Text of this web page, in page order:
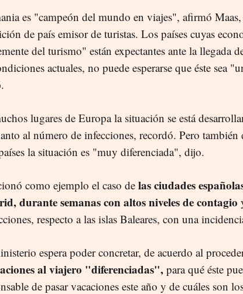
es "campeón del mundo en viajes", afirmó
de país emisor de turistas. Los países cuyas
del turismo" están expectantes ante la llegada
actuales, no puede esperarse que éste sea
lugares de Europa la situación se está
al número de infecciones, recordó. Pero también
la situación es "muy diferenciada", dijo.
como ejemplo el caso de las ciudades
durante semanas con altos niveles de contagio
respecto a las islas Baleares, con una
espera poder concretar, de acuerdo al
al viajero "diferenciadas",para qué éste
de pasar vacaciones este año y de cuáles son